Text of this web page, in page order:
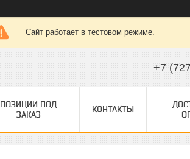
Сайт работает в тестовом режиме.
+7
ПОЗИЦИИ ПОД
ЗАКАЗ
КОНТАКТЫ